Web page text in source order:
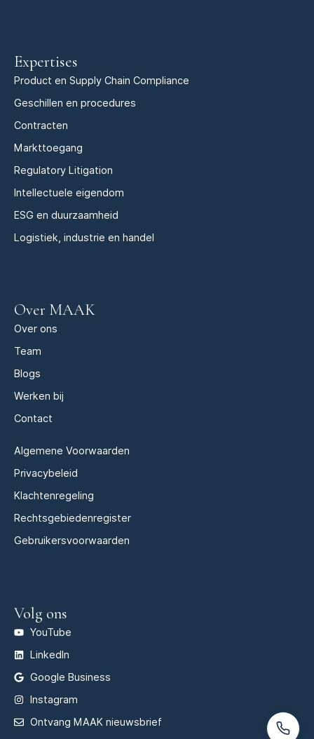
Expertises
Product en Supply Chain Compliance
Geschillen en procedures
Contracten
Markttoegang
Regulatory Litigation
Intellectuele eigendom
ESG en duurzaamheid
Logistiek, industrie en handel
Over MAAK
Over ons
Team
Blogs
Werken bij
Contact
Algemene Voorwaarden
Privacybeleid
Klachtenregeling
Rechtsgebiedenregister
Gebruikersvoorwaarden
Volg ons
YouTube
LinkedIn
Google Business
Instagram
Ontvang MAAK nieuwsbrief